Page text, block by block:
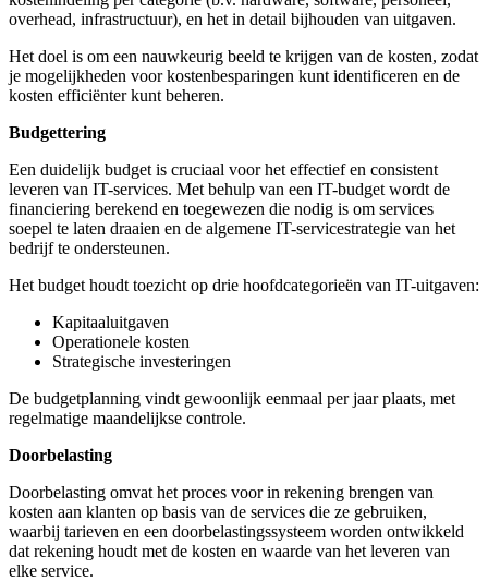
overhead, infrastructuur), en het in detail bijhouden van uitgaven.
Het doel is om een nauwkeurig beeld te krijgen van de kosten, zodat
je mogelijkheden voor kostenbesparingen kunt identificeren en de
kosten efficiënter kunt beheren.
Budgettering
Een duidelijk budget is cruciaal voor het effectief en consistent
leveren van IT-services. Met behulp van een IT-budget wordt de
financiering berekend en toegewezen die nodig is om services
soepel te laten draaien en de algemene IT-servicestrategie van het
bedrijf te ondersteunen.
Het budget houdt toezicht op drie hoofdcategorieën van IT-uitgaven:
Kapitaaluitgaven
Operationele kosten
Strategische investeringen
De budgetplanning vindt gewoonlijk eenmaal per jaar plaats, met
regelmatige maandelijkse controle.
Doorbelasting
Doorbelasting omvat het proces voor in rekening brengen van
kosten aan klanten op basis van de services die ze gebruiken,
waarbij tarieven en een doorbelastingssysteem worden ontwikkeld
dat rekening houdt met de kosten en waarde van het leveren van
elke service.